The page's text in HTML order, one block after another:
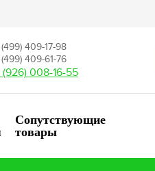
409-17-98
409-61-76
(926) 008-16-55
Сопутствующие
товары